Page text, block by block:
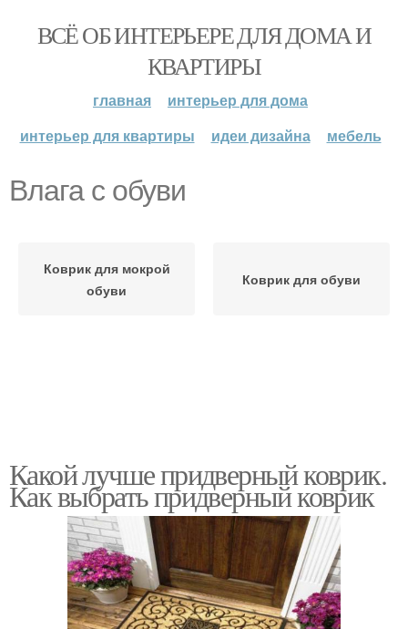
ВСЁ ОБ ИНТЕРЬЕРЕ ДЛЯ ДОМА И
КВАРТИРЫ
главная
интерьер для дома
интерьер для квартиры
идеи дизайна мебель
Влага с обуви
Коврик для мокрой
обуви
Коврик для обуви
Какой лучше придверный коврик.
Как выбрать придверный коврик